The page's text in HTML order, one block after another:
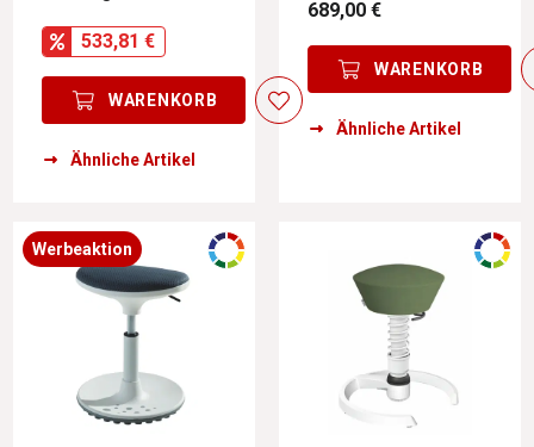
533,81 €
WARENKORB
Ähnliche Artikel
689,00 €
WARENKORB
Ähnliche Artikel
Werbeaktion